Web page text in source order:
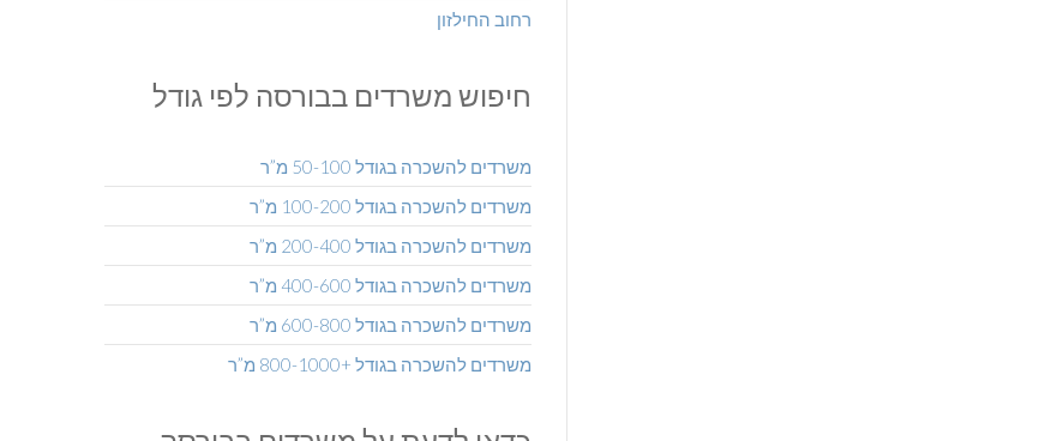
רחוב החילזון
חיפוש משרדים בבורסה לפי גודל
משרדים להשכרה בגודל 50-100 מ”ר
משרדים להשכרה בגודל 100-200 מ”ר
משרדים להשכרה בגודל 200-400 מ”ר
משרדים להשכרה בגודל 400-600 מ”ר
משרדים להשכרה בגודל 600-800 מ”ר
משרדים להשכרה בגודל +800-1000 מ”ר